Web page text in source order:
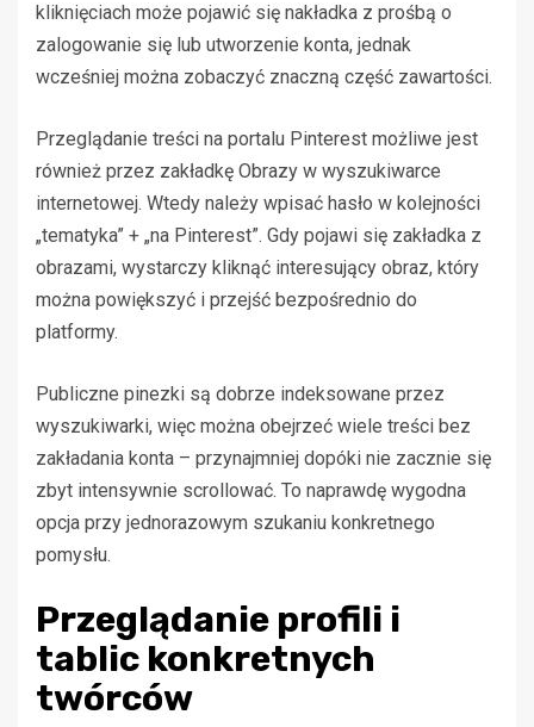
kliknięciach może pojawić się nakładka z prośbą o
zalogowanie się lub utworzenie konta, jednak
wcześniej można zobaczyć znaczną część zawartości.
Przeglądanie treści na portalu Pinterest możliwe jest
również przez zakładkę Obrazy w wyszukiwarce
internetowej. Wtedy należy wpisać hasło w kolejności
„tematyka” + „na Pinterest”. Gdy pojawi się zakładka z
obrazami, wystarczy kliknąć interesujący obraz, który
można powiększyć i przejść bezpośrednio do
platformy.
Publiczne pinezki są dobrze indeksowane przez
wyszukiwarki, więc można obejrzeć wiele treści bez
zakładania konta – przynajmniej dopóki nie zacznie się
zbyt intensywnie scrollować. To naprawdę wygodna
opcja przy jednorazowym szukaniu konkretnego
pomysłu.
Przeglądanie profili i
tablic konkretnych
twórców